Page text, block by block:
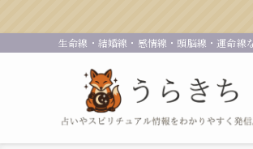
生命線・結婚線・感情線・頭脳線・運命線